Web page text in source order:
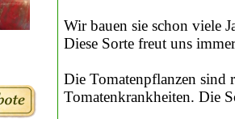
Wir bauen sie schon viele
Diese Sorte freut uns
Die Tomatenpflanzen sind
Tomatenkrankheiten. Die